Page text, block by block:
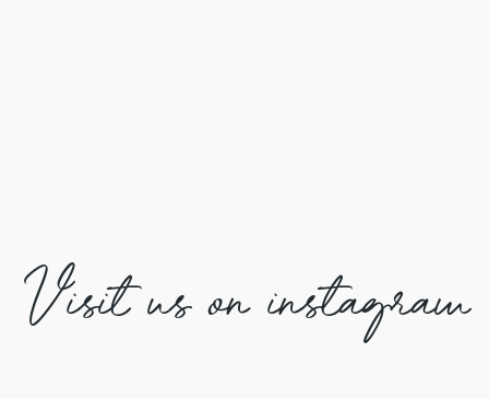
Visit us on instagram